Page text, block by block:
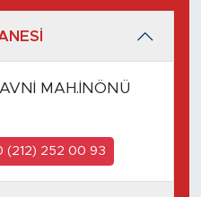
MAH.İNÖNÜ
(212) 252 00 93